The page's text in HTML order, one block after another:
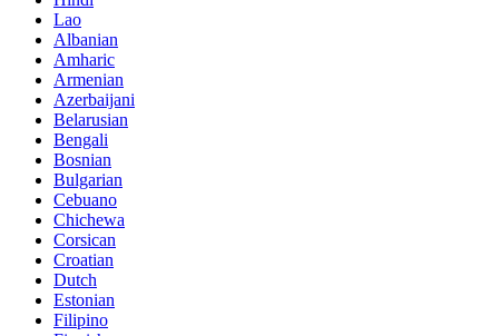
Lao
Albanian
Amharic
Armenian
Azerbaijani
Belarusian
Bengali
Bosnian
Bulgarian
Cebuano
Chichewa
Corsican
Croatian
Dutch
Estonian
Filipino